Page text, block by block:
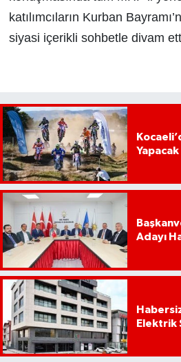
katılımcıların Kurban
siyasi içerikli sohbetle divam
Yapacak
Adayı
Elektrik